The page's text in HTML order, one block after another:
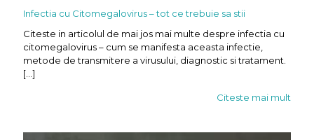
Infectia cu Citomegalovirus – tot ce trebuie sa stii
Citeste in articolul de mai jos mai multe despre infectia cu
citomegalovirus – cum se manifesta aceasta infectie,
metode de transmitere a virusului, diagnostic si tratament.
[…]
Citeste mai mult